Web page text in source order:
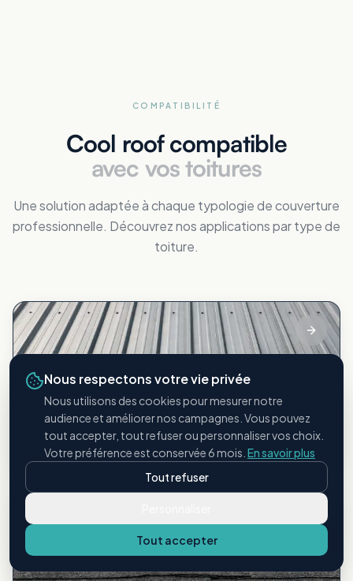
COMPATIBILITÉ
Cool roof compatible
avec vos toitures
Une solution adaptée à chaque typologie de couverture
professionnelle. Découvrez nos applications par type de
toiture.
Bac acier
Toitures métalliques industrielles
Nous respectons votre vie privée
Nous utilisons des cookies pour mesurer notre
audience et améliorer nos campagnes. Vous pouvez
tout accepter, tout refuser ou personnaliser vos choix.
Votre préférence est conservée 6 mois. En savoir plus
Tout refuser
Tout accepter